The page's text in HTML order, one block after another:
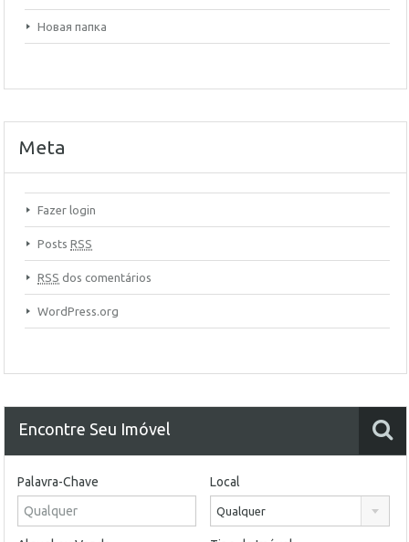
Новая папка
Meta
Fazer login
Posts RSS
RSS dos comentários
WordPress.org
Encontre Seu Imóvel
Palavra-Chave Local
Qualquer